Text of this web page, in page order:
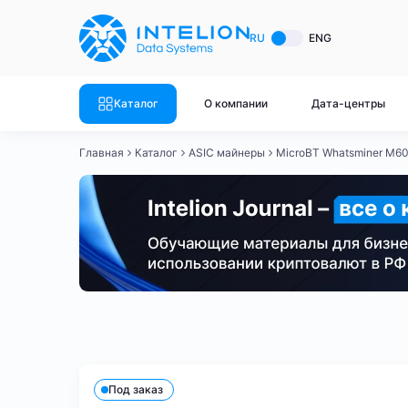
RU ENG
Каталог О компании Дата-центры
ASIC майнеры
Canaan
Innosilicon
Готовый
Готовый
Готовый
Готовый
Готовый
Главная Каталог ASIC майнеры MicroBT Whatsminer
Под заказ